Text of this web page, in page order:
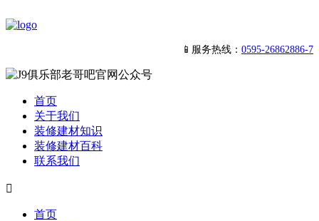
📱服务热线： 0595-26862886-7
首页
关于我们
装修建材知识
装修建材百科
联系我们

首页